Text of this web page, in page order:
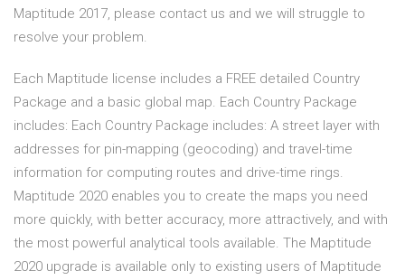
Maptitude 2017, please contact us and we will struggle to
resolve your problem.
Each Maptitude license includes a FREE detailed Country
Package and a basic global map. Each Country Package
includes: Each Country Package includes: A street layer with
addresses for pin-mapping (geocoding) and travel-time
information for computing routes and drive-time rings.
Maptitude 2020 enables you to create the maps you need
more quickly, with better accuracy, more attractively, and with
the most powerful analytical tools available. The Maptitude
2020 upgrade is available only to existing users of Maptitude